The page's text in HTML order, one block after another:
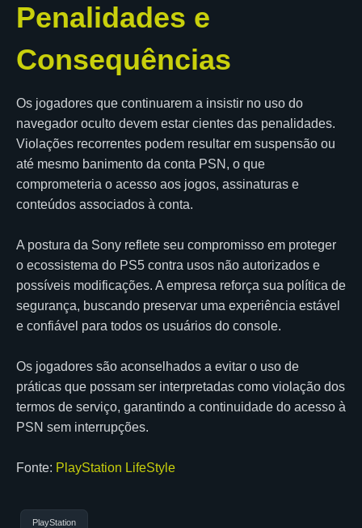
Penalidades e
Consequências
Os jogadores que continuarem a insistir no uso do
navegador oculto devem estar cientes das penalidades.
Violações recorrentes podem resultar em suspensão ou
até mesmo banimento da conta PSN, o que
comprometeria o acesso aos jogos, assinaturas e
conteúdos associados à conta.
A postura da Sony reflete seu compromisso em proteger
o ecossistema do PS5 contra usos não autorizados e
possíveis modificações. A empresa reforça sua política de
segurança, buscando preservar uma experiência estável
e confiável para todos os usuários do console.
Os jogadores são aconselhados a evitar o uso de
práticas que possam ser interpretadas como violação dos
termos de serviço, garantindo a continuidade do acesso à
PSN sem interrupções.
Fonte: PlayStation LifeStyle
PlayStation